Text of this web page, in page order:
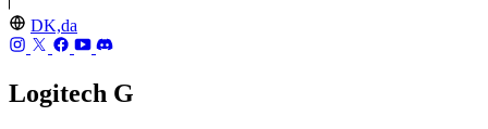
DK,da
Logitech G